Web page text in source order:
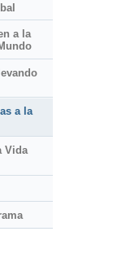
a la
a la
Vida